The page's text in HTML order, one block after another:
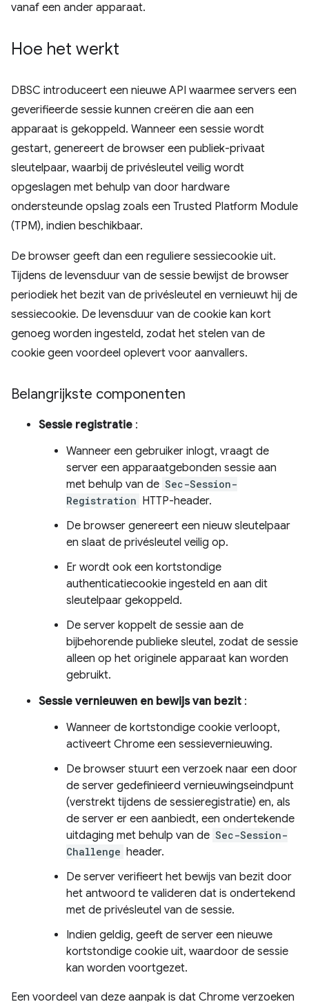
vanaf een ander apparaat.
Hoe het werkt
DBSC introduceert een nieuwe API waarmee servers een
geverifieerde sessie kunnen creëren die aan een
apparaat is gekoppeld. Wanneer een sessie wordt
gestart, genereert de browser een publiek-privaat
sleutelpaar, waarbij de privésleutel veilig wordt
opgeslagen met behulp van door hardware
ondersteunde opslag zoals een Trusted Platform Module
(TPM), indien beschikbaar.
De browser geeft dan een reguliere sessiecookie uit.
Tijdens de levensduur van de sessie bewijst de browser
periodiek het bezit van de privésleutel en vernieuwt hij de
sessiecookie. De levensduur van de cookie kan kort
genoeg worden ingesteld, zodat het stelen van de
cookie geen voordeel oplevert voor aanvallers.
Belangrijkste componenten
Sessie registratie :
Wanneer een gebruiker inlogt, vraagt ​​de
server een apparaatgebonden sessie aan
met behulp van de Sec-Session-
Registration HTTP-header.
De browser genereert een nieuw sleutelpaar
en slaat de privésleutel veilig op.
Er wordt ook een kortstondige
authenticatiecookie ingesteld en aan dit
sleutelpaar gekoppeld.
De server koppelt de sessie aan de
bijbehorende publieke sleutel, zodat de sessie
alleen op het originele apparaat kan worden
gebruikt.
Sessie vernieuwen en bewijs van bezit :
Wanneer de kortstondige cookie verloopt,
activeert Chrome een sessievernieuwing.
De browser stuurt een verzoek naar een door
de server gedefinieerd vernieuwingseindpunt
(verstrekt tijdens de sessieregistratie) en, als
de server er een aanbiedt, een ondertekende
uitdaging met behulp van de Sec-Session-
Challenge header.
De server verifieert het bewijs van bezit door
het antwoord te valideren dat is ondertekend
met de privésleutel van de sessie.
Indien geldig, geeft de server een nieuwe
kortstondige cookie uit, waardoor de sessie
kan worden voortgezet.
Een voordeel van deze aanpak is dat Chrome verzoeken